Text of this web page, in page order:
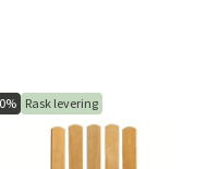
Rask levering